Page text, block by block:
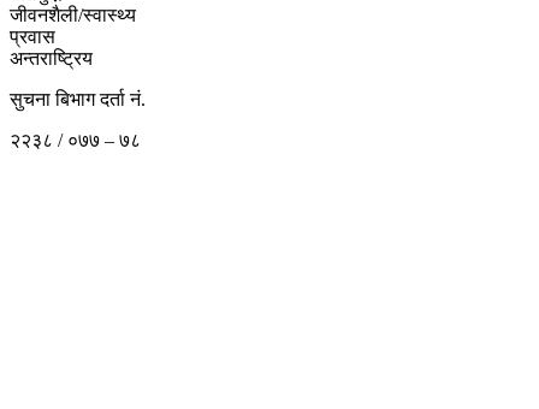
जीवनशैली/स्वास्थ्य
प्रवास
अन्तराष्ट्रिय
सुचना बिभाग दर्ता नं.
२२३८ / ०७७ – ७८